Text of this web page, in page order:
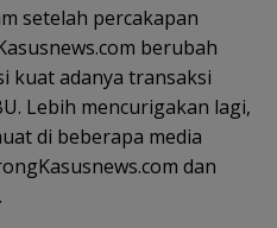
setelah percakapan
berubah
kuat adanya transaksi
Lebih mencurigakan lagi,
di beberapa media
dan